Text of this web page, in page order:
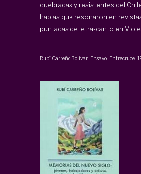
quebradas y resistentes del
hablas que resonaron en
puntadas de letra-canto en
Rubí Carreño Bolívar· Ensayo · Entrecruce·